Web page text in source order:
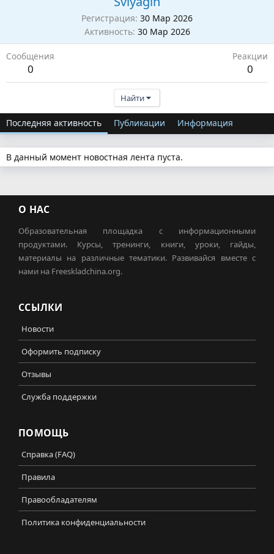
Регистрация 30 Мар 2026
Активность 30 Мар 2026
Сообщения
0
Реакции
0
Найти
Последняя активность Публикации Информация
В данный момент новостная лента пуста.
О НАС
Образовательная площадка с информационными
продуктами. Курсы, тренинги, книги, уроки, гайды,
материалы на различные тематики. Развивайся вместе с
нами на Freeskladchina.org.
ССЫЛКИ
Новости
Оформить подписку
Отзывы
Служба поддержки
ПОМОЩЬ
Справка (FAQ)
Правила
Правообладателям
Политика конфиденциальности